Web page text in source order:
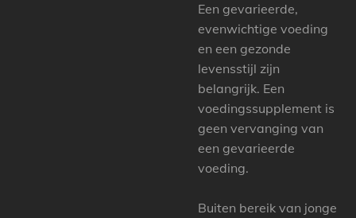
Een gevarieerde,
evenwichtige voeding
en een gezonde
levensstijl zijn
belangrijk. Een
voedingssupplement is
geen vervanging van
een gevarieerde
voeding.
Buiten bereik van jonge